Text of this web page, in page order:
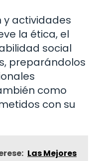
y actividades
la ética, el
social
preparándolos
como
con su
Las Mejores